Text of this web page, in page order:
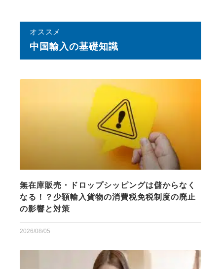
オススメ
中国輸⼊の基礎知識
無在庫販売・ドロップシッピングは儲からなく
なる！？少額輸入貨物の消費税免税制度の廃止
の影響と対策
2026/08/05